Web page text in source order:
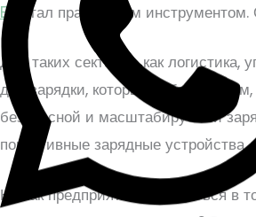
EV
стал практичным
Для таких секторов, как
для зарядки, которые работают
безопасной и масштабируемой
портативные зарядные
Но как предприятиям убедиться в